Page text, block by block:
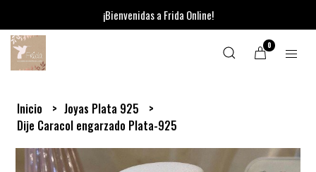
¡Bienvenidas a Frida Online!
0
Inicio
Joyas Plata 925
Dije Caracol engarzado Plata-925